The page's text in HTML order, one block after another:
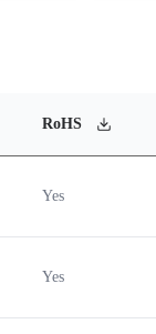
RoHS
Yes
Yes